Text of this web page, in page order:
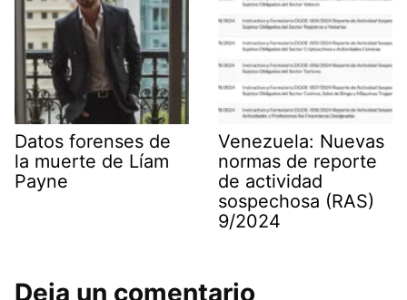
Datos forenses de
la muerte de Líam
Payne
Venezuela: Nuevas
normas de reporte
de actividad
sospechosa (RAS)
9/2024
Deja un comentario